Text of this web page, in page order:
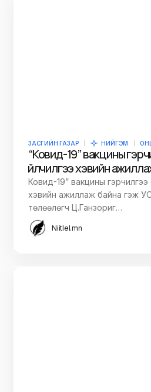
ЗАСГИЙН ГАЗАР НИЙГЭМ
“Ковид-19” вакцины
үйлчилгээ хэвийн
Ковид-19” вакцины гэрчилгээ
хэвийн ажиллаж байна гэж
төлөөлөгч Ц.Ганзориг…
Niitlel.mn